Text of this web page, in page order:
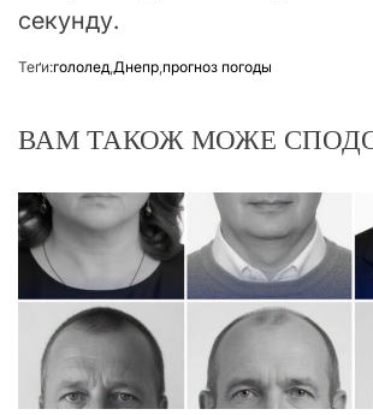
секунду.
Теґи:гололед Днепр прогноз погоды
ВАМ ТАКОЖ МОЖЕ